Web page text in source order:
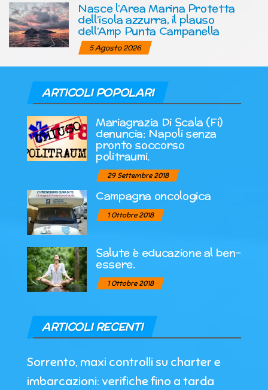
Nasce l’Area Marina Protetta
dell’isola azzurra, il plauso
dell’Amp Punta Campanella
5 Agosto 2026
ARTICOLI POPOLARI
Mariagrazia Di Scala (Fi)
denuncia: Napoli senza
pronto soccorso
politraumi.
29 Settembre 2018
Campagna oncologica
1 Ottobre 2018
Salute è educazione al ben-
essere.
1 Ottobre 2018
ARTICOLI RECENTI
Sorrento, maxi controlli su charter e
imbarcazioni: verifiche fino a tarda